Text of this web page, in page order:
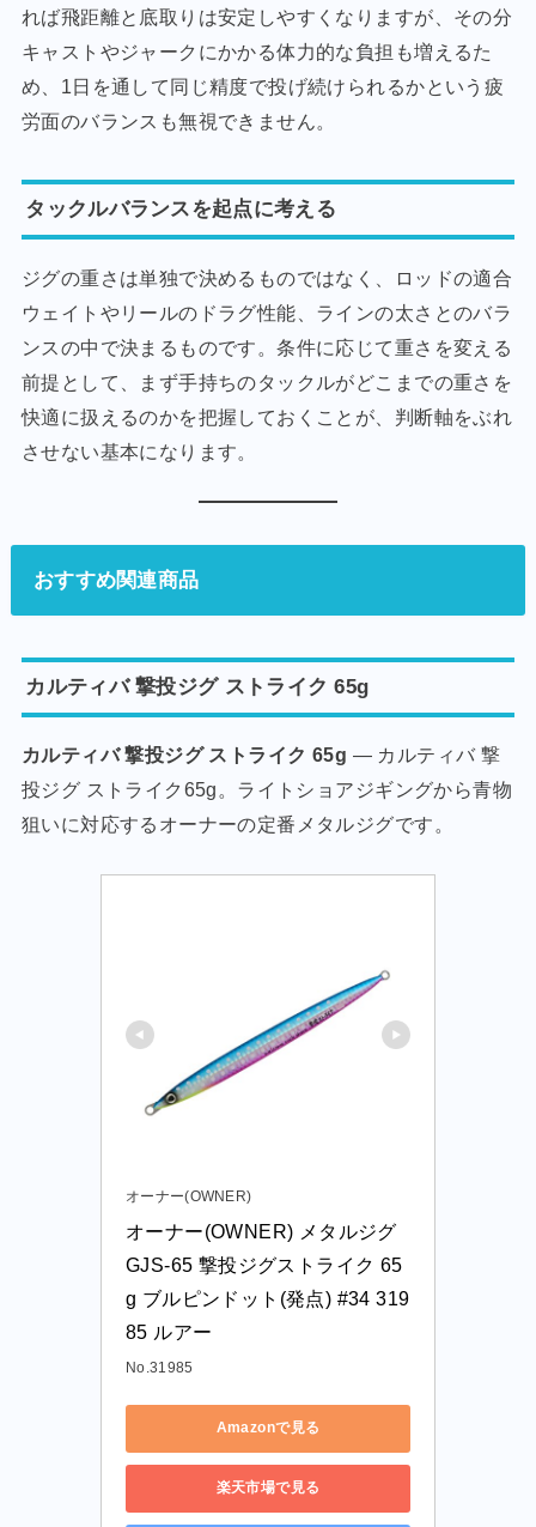
れば飛距離と底取りは安定しやすくなりますが、その分
キャストやジャークにかかる体力的な負担も増えるた
め、1日を通して同じ精度で投げ続けられるかという疲
労面のバランスも無視できません。
タックルバランスを起点に考える
ジグの重さは単独で決めるものではなく、ロッドの適合
ウェイトやリールのドラグ性能、ラインの太さとのバラ
ンスの中で決まるものです。条件に応じて重さを変える
前提として、まず手持ちのタックルがどこまでの重さを
快適に扱えるのかを把握しておくことが、判断軸をぶれ
させない基本になります。
おすすめ関連商品
カルティバ 撃投ジグ ストライク 65g
カルティバ 撃投ジグ ストライク 65g — カルティバ 撃
投ジグ ストライク65g。ライトショアジギングから青物
狙いに対応するオーナーの定番メタルジグです。
オーナー(OWNER)
オーナー(OWNER) メタルジグ
GJS-65 撃投ジグストライク 65
g ブルピンドット(発点) #34 319
85 ルアー
No.31985
Amazonで見る
楽天市場で見る